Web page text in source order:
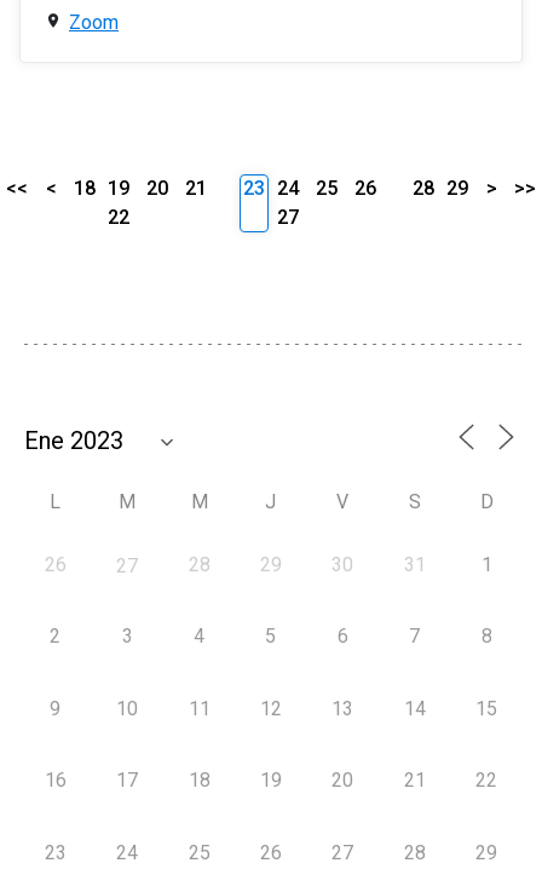
Zoom
<< < 18 19 20
21
22
23 24 25
26
27
28 29 > >>
L M M J V S D
26 27 28 29 30 31 1
2 3 4 5 6 7 8
9 10 11 12 13 14 15
16 17 18 19 20 21 22
23 24 25 26 27 28 29